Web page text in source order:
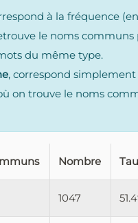
à la fréquence
le noms communs
du même type.
, correspond
on trouve le noms
Nombre
1047